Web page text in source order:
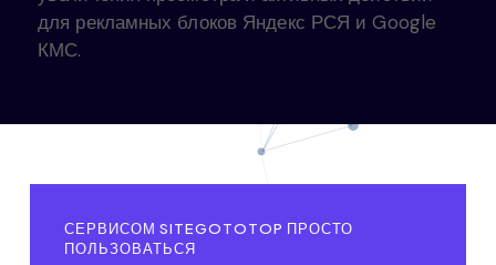
для рекламных блоков Яндекс РСЯ и Google
КМС.
СЕРВИСОМ SITEGOTOTOP ПРОСТО
ПОЛЬЗОВАТЬСЯ